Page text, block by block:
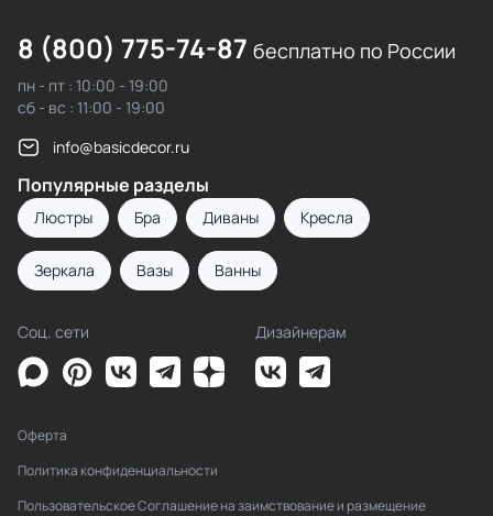
8 (800) 775-74-87 бесплатно по России
пн - пт : 10:00 - 19:00
сб - вс : 11:00 - 19:00
info@basicdecor.ru
Популярные разделы
Люстры Бра Диваны Кресла
Зеркала Вазы Ванны
Соц. сети Дизайнерам
Оферта
Политика конфиденциальности
Пользовательское Соглашение на заимствование и размещение